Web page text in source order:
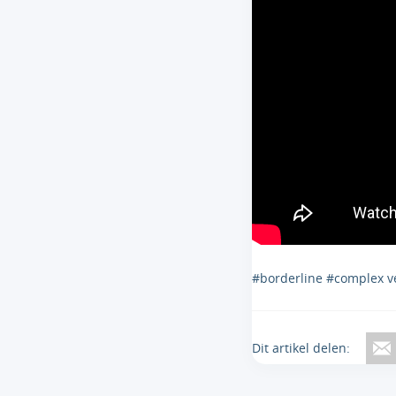
#borderline #complex
Dit artikel delen: